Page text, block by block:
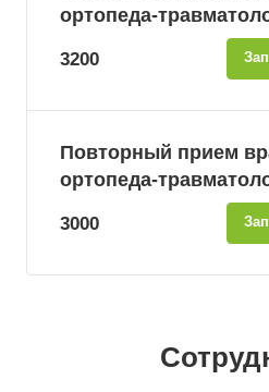
ортопеда-
3200
Повторный прием
ортопеда-
3000